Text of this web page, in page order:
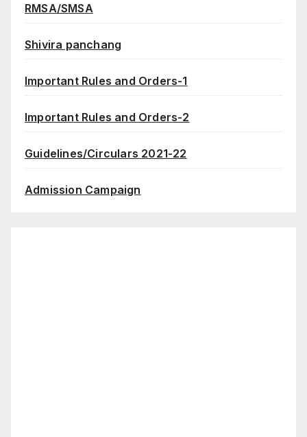
RMSA/SMSA
Shivira panchang
Important Rules and Orders-1
Important Rules and Orders-2
Guidelines/Circulars 2021-22
Admission Campaign